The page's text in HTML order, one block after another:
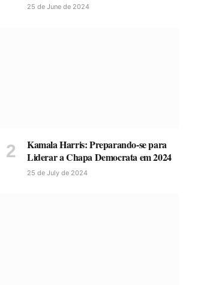
25 de June de 2024
Kamala Harris: Preparando-se para
Liderar a Chapa Democrata em 2024
25 de July de 2024